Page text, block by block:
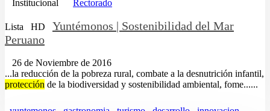
Institucional Rectorado
Lista HD
Yuntémonos | Sostenibilidad del Mar
Peruano
26 de Noviembre de 2016
...la reducción de la pobreza rural, combate a la desnutrición infantil,
protección de la biodiversidad y sostenibilidad ambiental, fome......